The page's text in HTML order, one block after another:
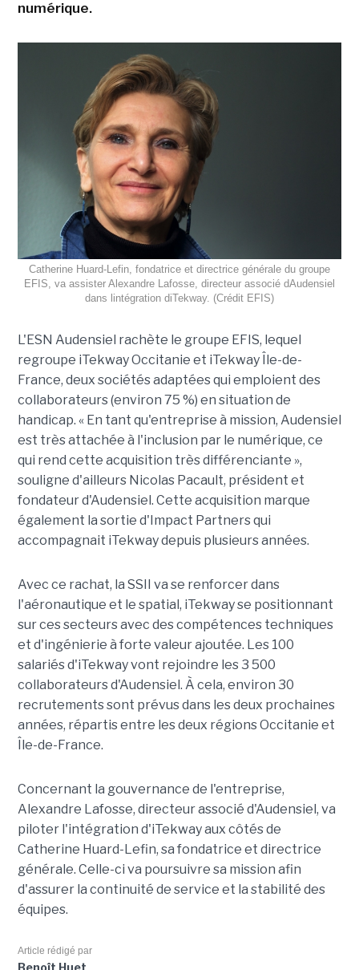
numérique.
Catherine Huard-Lefin, fondatrice et directrice générale du groupe
EFIS, va assister Alexandre Lafosse, directeur associé dAudensiel
dans lintégration diTekway. (Crédit EFIS)
L'ESN Audensiel rachète le groupe EFIS, lequel
regroupe iTekway Occitanie et iTekway Île-de-
France, deux sociétés adaptées qui emploient des
collaborateurs (environ 75 %) en situation de
handicap. « En tant qu'entreprise à mission, Audensiel
est très attachée à l'inclusion par le numérique, ce
qui rend cette acquisition très différenciante »,
souligne d'ailleurs Nicolas Pacault, président et
fondateur d'Audensiel. Cette acquisition marque
également la sortie d'Impact Partners qui
accompagnait iTekway depuis plusieurs années.
Avec ce rachat, la SSII va se renforcer dans
l'aéronautique et le spatial, iTekway se positionnant
sur ces secteurs avec des compétences techniques
et d'ingénierie à forte valeur ajoutée. Les 100
salariés d'iTekway vont rejoindre les 3 500
collaborateurs d'Audensiel. À cela, environ 30
recrutements sont prévus dans les deux prochaines
années, répartis entre les deux régions Occitanie et
Île-de-France.
Concernant la gouvernance de l'entreprise,
Alexandre Lafosse, directeur associé d'Audensiel, va
piloter l'intégration d'iTekway aux côtés de
Catherine Huard-Lefin, sa fondatrice et directrice
générale. Celle-ci va poursuivre sa mission afin
d'assurer la continuité de service et la stabilité des
équipes.
Article rédigé par
Benoît Huet